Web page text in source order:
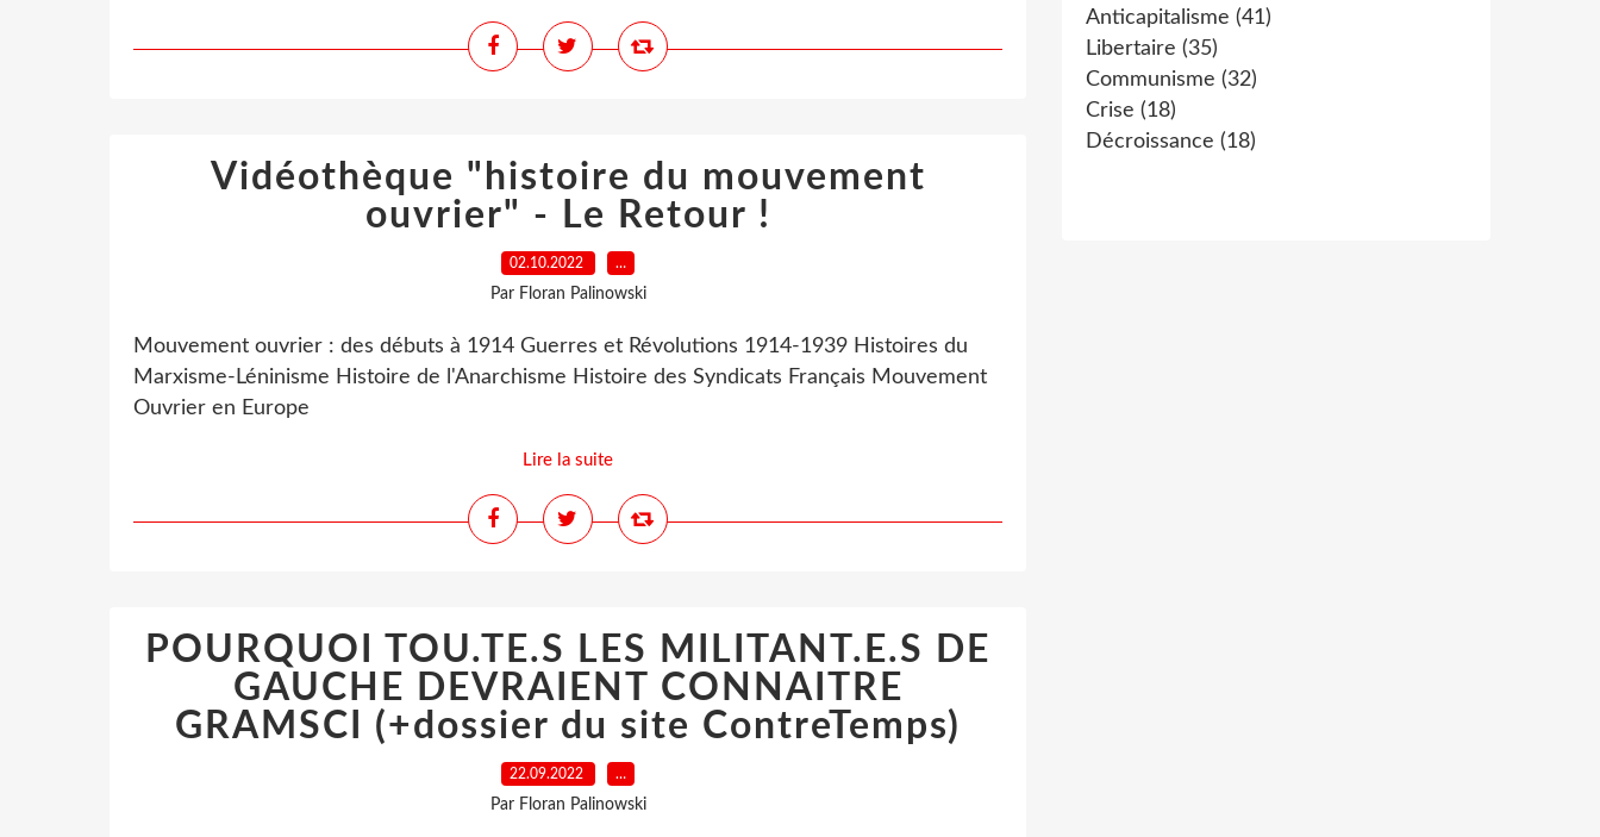
Vidéothèque "histoire du mouvement
ouvrier" - Le Retour !
02.10.2022 …
Par Floran Palinowski
Mouvement ouvrier : des débuts à 1914 Guerres et Révolutions 1914-1939 Histoires du
Marxisme-Léninisme Histoire de l'Anarchisme Histoire des Syndicats Français Mouvement
Ouvrier en Europe
Lire la suite
POURQUOI TOU.TE.S LES MILITANT.E.S DE
GAUCHE DEVRAIENT CONNAITRE
GRAMSCI (+dossier du site ContreTemps)
22.09.2022 …
Par Floran Palinowski
Anticapitalisme (41)
Libertaire (35)
Communisme (32)
Crise (18)
Décroissance (18)